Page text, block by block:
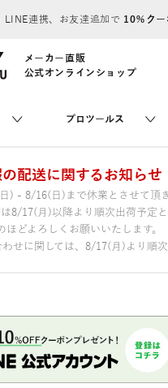
LINE連携、お友達追加で 10％クー
メーカー直販
公式オンラインショップ
プロツールス
配送に関するお知らせ
) - 8/16(日)まで休業とさせて頂き
8/17(月)以降より順次出荷予定と
ほどよろしくお願いいたします。
に関しては、8/17(月)より順次